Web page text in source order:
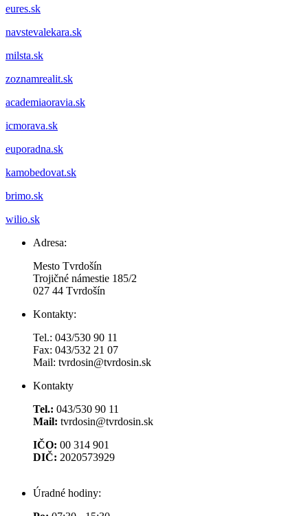
eures.sk
navstevalekara.sk
milsta.sk
zoznamrealit.sk
academiaoravia.sk
icmorava.sk
euporadna.sk
kamobedovat.sk
brimo.sk
wilio.sk
Adresa:
Mesto Tvrdošín
Trojičné námestie 185/2
027 44 Tvrdošín
Kontakty:
Tel.: 043/530 90 11
Fax: 043/532 21 07
Mail: tvrdosin@tvrdosin.sk
Kontakty
Tel.: 043/530 90 11
Mail: tvrdosin@tvrdosin.sk
IČO: 00 314 901
DIČ: 2020573929
Úradné hodiny: